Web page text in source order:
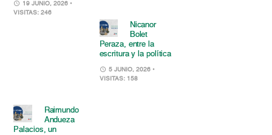
19 JUNIO, 2026 •
VISITAS: 246
Nicanor
Bolet
Peraza, entre la
escritura y la política
5 JUNIO, 2026 •
VISITAS: 158
Raimundo
Andueza
Palacios, un